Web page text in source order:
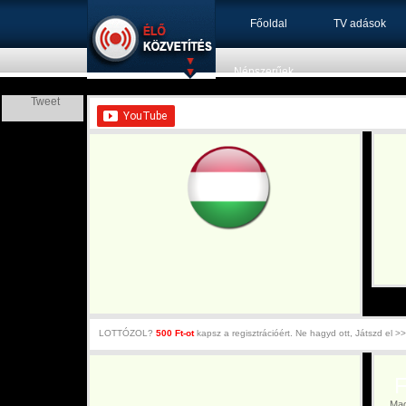
Főoldal TV adások
Népszerűek
LOTTÓZOL? 500 Ft-otkapsz a regisztrációért. Ne hagyd ott, Játszd el >>
Tweet